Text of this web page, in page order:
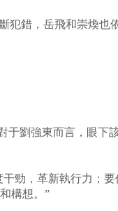
犯錯，岳飛和崇煥也
于劉強東而言，眼下
勁，革新執行力；要
構想。”